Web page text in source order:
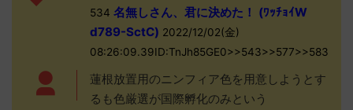
534 名無しさん、君に決めた！ (ﾜｯﾁｮｲW
d789-SctC) 2022/12/02(金)
08:26:09.39ID:TnJh85GE0>>543>>577>>583
蓮根放置用のニンフィア色を用意しようとす
るも色厳選が国際孵化のみという